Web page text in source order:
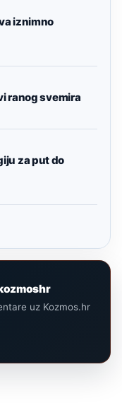
iznimno
ranog svemira
za put do
uz Kozmos.hr